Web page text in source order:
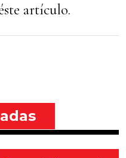
artículo.